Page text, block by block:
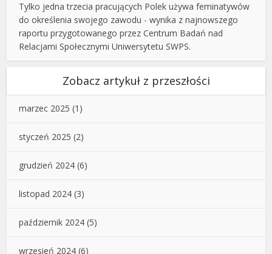
Tylko jedna trzecia pracujących Polek używa feminatywów
do określenia swojego zawodu - wynika z najnowszego
raportu przygotowanego przez Centrum Badań nad
Relacjami Społecznymi Uniwersytetu SWPS.
Zobacz artykuł z przeszłości
marzec 2025 (1)
styczeń 2025 (2)
grudzień 2024 (6)
listopad 2024 (3)
październik 2024 (5)
wrzesień 2024 (6)